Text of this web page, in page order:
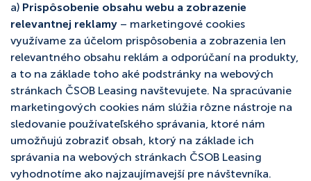
a) Prispôsobenie obsahu webu a zobrazenie
relevantnej reklamy – marketingové cookies
využívame za účelom prispôsobenia a zobrazenia len
relevantného obsahu reklám a odporúčaní na produkty,
a to na základe toho aké podstránky na webových
stránkach ČSOB Leasing navštevujete. Na spracúvanie
marketingových cookies nám slúžia rôzne nástroje na
sledovanie používateľského správania, ktoré nám
umožňujú zobraziť obsah, ktorý na základe ich
správania na webových stránkach ČSOB Leasing
vyhodnotíme ako najzaujímavejší pre návštevníka.